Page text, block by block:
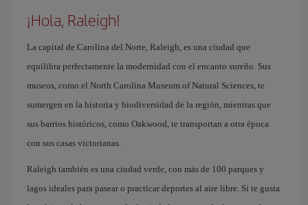
¡Hola, Raleigh!
La capital de Carolina del Norte, Raleigh, es una ciudad que
equilibra perfectamente la modernidad con el encanto sureño. Sus
museos, como el North Carolina Museum of Natural Sciences, te
sumergen en la historia y biodiversidad de la región, mientras que
sus barrios históricos, como Oakwood, te transportan a otra época
con sus casas victorianas.
Raleigh también es una ciudad verde, con más de 100 parques y
lagos ideales para pasear o practicar deportes al aire libre. Si te gusta